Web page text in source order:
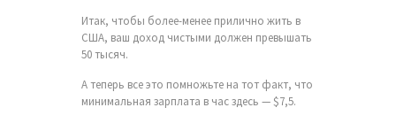
Итак, чтобы более-менее прилично жить в
США, ваш доход чистыми должен превышать
50 тысяч.
А теперь все это помножьте на тот факт, что
минимальная зарплата в час здесь — $7,5.